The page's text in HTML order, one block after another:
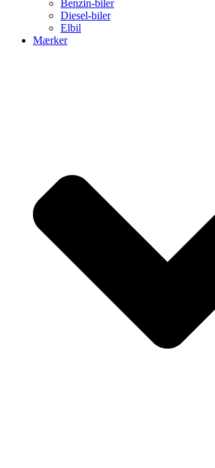
Benzin-biler
Diesel-biler
Elbil
Mærker